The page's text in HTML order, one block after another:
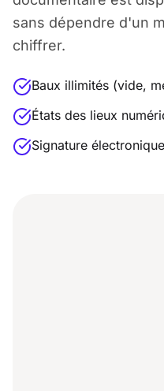
sans dépendre d'un
chiffrer.
Baux illimités (vide,
États des lieux
Signature